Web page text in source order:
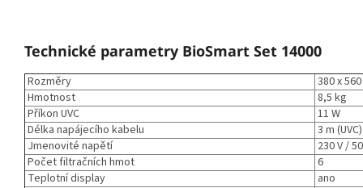
Technické parametry BioSmart Set 14000
Rozměry
380 x
Hmotnost
8,5 kg
Příkon UVC
11 W
Délka napájecího kabelu
3 m
Jmenovité napětí
230 V /
Počet filtračních hmot
6
Teplotní display
ano